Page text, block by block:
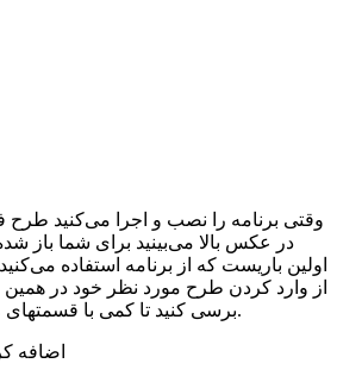
وقتی برنامه را نصب و اجرا می‌کنید طرح
در عکس بالا می‌بینید برای شما باز
اولین باریست که از برنامه استفاده
از وارد کردن طرح مورد نظر خود در همین
برسی کنید تا کمی با قسمتهای مختلف برنامه آشنا شوید.
اضافه